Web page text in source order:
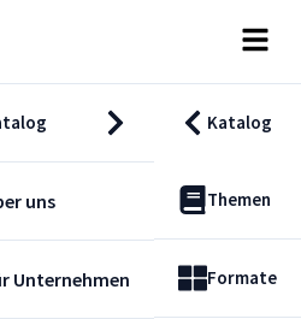
Katalog
Themen
Formate
uns
Unternehmen
–
Teil 1